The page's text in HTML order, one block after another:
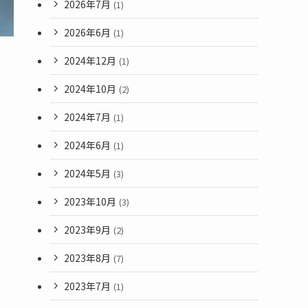
2026年7月 (1)
2026年6月 (1)
2024年12月 (1)
2024年10月 (2)
2024年7月 (1)
2024年6月 (1)
2024年5月 (3)
2023年10月 (3)
2023年9月 (2)
2023年8月 (7)
2023年7月 (1)